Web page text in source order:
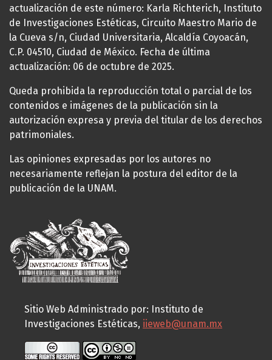
actualización de este número: Karla Richterich, Instituto
de Investigaciones Estéticas, Circuito Maestro Mario de
la Cueva s/n, Ciudad Universitaria, Alcaldía Coyoacán,
C.P. 04510, Ciudad de México. Fecha de última
actualización: 06 de octubre de 2025.
Queda prohibida la reproducción total o parcial de los
contenidos e imágenes de la publicación sin la
autorización expresa y previa del titular de los derechos
patrimoniales.
Las opiniones expresadas por los autores no
necesariamente reflejan la postura del editor de la
publicación de la UNAM.
Sitio Web Administrado por: Instituto de
Investigaciones Estéticas, iieweb@unam.mx